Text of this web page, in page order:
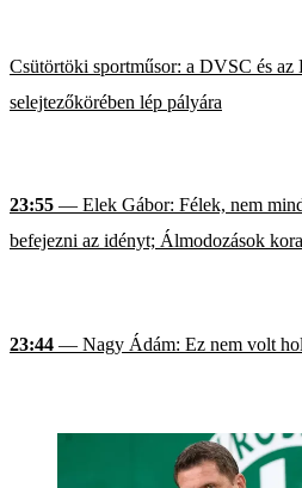
Csütörtöki sportműsor: a DVSC és
selejtezőkörében lép pályára
23:55 — Elek Gábor: Félek, nem
befejezni az idényt; Álmodozások
23:44 — Nagy Ádám: Ez nem volt